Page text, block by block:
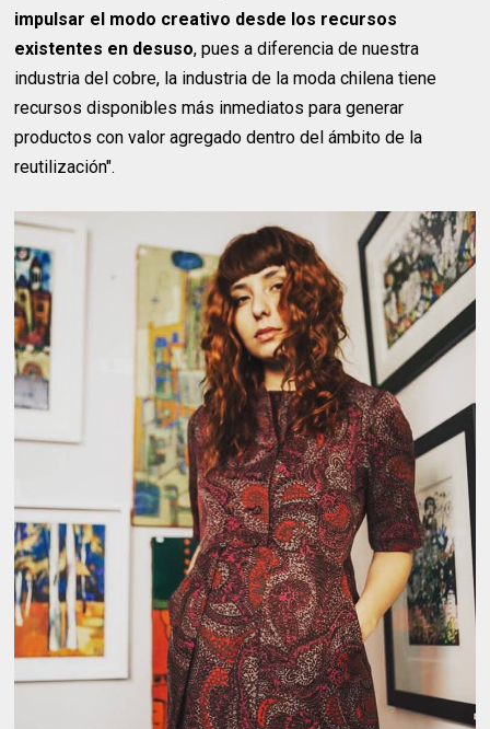
impulsar el modo creativo desde los recursos
existentes en desuso, pues a diferencia de nuestra
industria del cobre, la industria de la moda chilena tiene
recursos disponibles más inmediatos para generar
productos con valor agregado dentro del ámbito de la
reutilización".